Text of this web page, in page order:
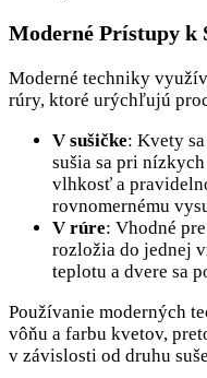
Moderné Prístupy k
Moderné techniky
rúry, ktoré urýchľujú
V sušičke: Kvety
sušia sa pri
vlhkosť a
rovnomernému
V rúre: Vhodné
rozložia do jednej
teplotu a dvere sa
Používanie moderných
vôňu a farbu kvetov,
v závislosti od druhu